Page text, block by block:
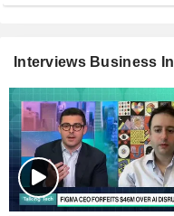
Interviews Business